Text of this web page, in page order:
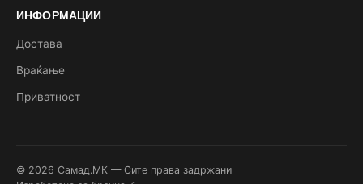
ИНФОРМАЦИИ
Достава
Враќање
Приватност
© 2026 Самад.МК — Сите права задржани